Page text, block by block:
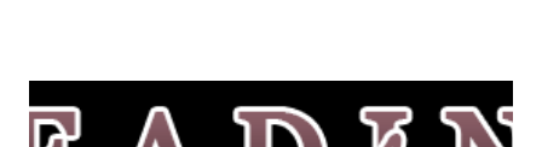
challenge un po' particolare perché ogni libro letto può
ricoprire più di un obiettivo. Riportandovi l'esempio che ho